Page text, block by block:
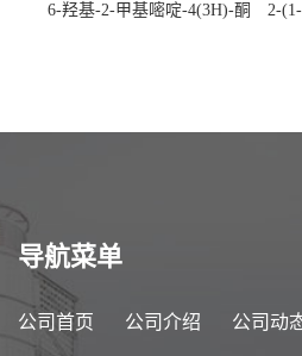
6-羟基-2-甲基嘧啶-4(3H)-酮
2-
导航菜单
公司首页 公司介绍 公司动